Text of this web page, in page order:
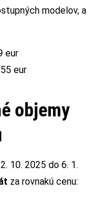
modelov, a
eur
eur
objemy
10. 2025 do 6. 1.
za rovnakú cenu: